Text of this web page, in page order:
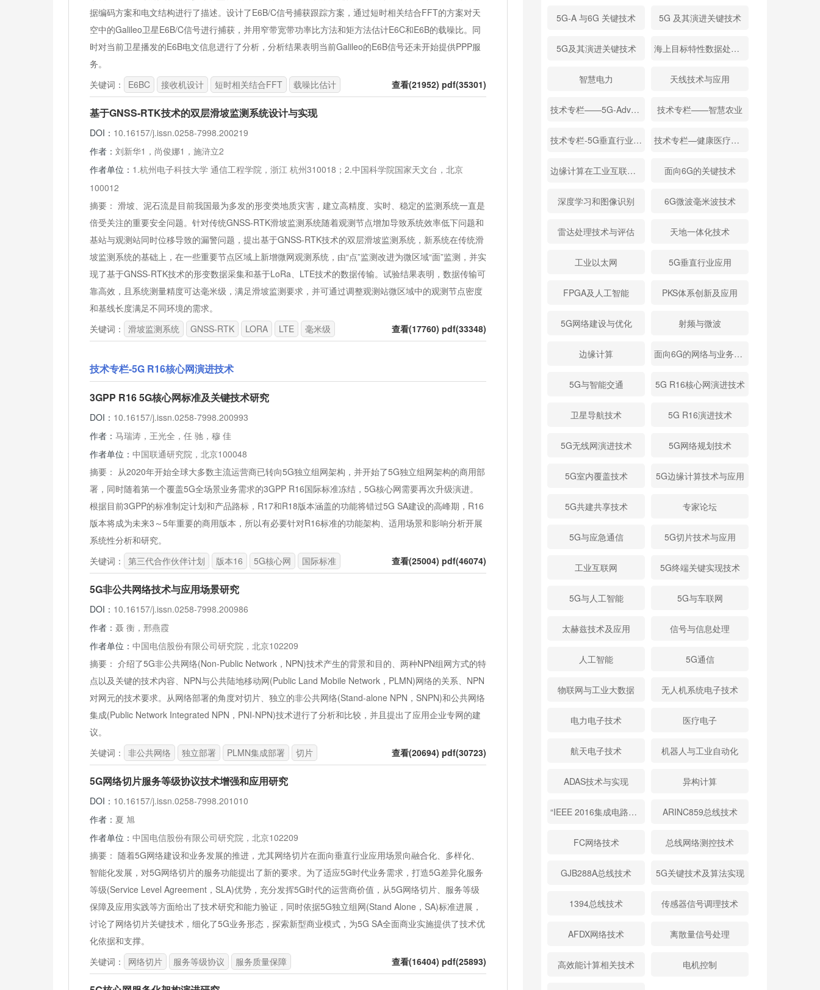
据编码方案和电文结构进行了描述。设计了E6B/C信号捕获跟踪方案，通过短时相关结合FFT的方案对天
空中的Galileo卫星E6B/C信号进行捕获，并用窄带宽带功率比方法和矩方法估计E6C和E6B的载噪比。同
时对当前卫星播发的E6B电文信息进行了分析，分析结果表明当前Galileo的E6B信号还未开始提供PPP服
务。
关键词：
E6BC 接收机设计 短时相关结合FFT 载噪比估计 查看(21952) pdf(35301)
基于GNSS-RTK技术的双层滑坡监测系统设计与实现
DOI： 10.16157/j.issn.0258-7998.200219
作者： 刘新华1，尚俊娜1，施浒立2
作者单位： 1.杭州电子科技大学 通信工程学院，浙江 杭州310018；2.中国科学院国家天文台，北京
100012
摘要： 滑坡、泥石流是目前我国最为多发的形变类地质灾害，建立高精度、实时、稳定的监测系统一直是
倍受关注的重要安全问题。针对传统GNSS-RTK滑坡监测系统随着观测节点增加导致系统效率低下问题和
基站与观测站同时位移导致的漏警问题，提出基于GNSS-RTK技术的双层滑坡监测系统，新系统在传统滑
坡监测系统的基础上，在一些重要节点区域上新增微网观测系统，由“点”监测改进为微区域“面”监测，并实
现了基于GNSS-RTK技术的形变数据采集和基于LoRa、LTE技术的数据传输。试验结果表明，数据传输可
靠高效，且系统测量精度可达毫米级，满足滑坡监测要求，并可通过调整观测站微区域中的观测节点密度
和基线长度满足不同环境的需求。
关键词：
滑坡监测系统 GNSS-RTK LORA LTE 毫米级 查看(17760) pdf(33348)
技术专栏-5G R16核心网演进技术
3GPP R16 5G核心网标准及关键技术研究
DOI： 10.16157/j.issn.0258-7998.200993
作者： 马瑞涛，王光全，任 驰，穆 佳
作者单位： 中国联通研究院，北京100048
摘要： 从2020年开始全球大多数主流运营商已转向5G独立组网架构，并开始了5G独立组网架构的商用部
署，同时随着第一个覆盖5G全场景业务需求的3GPP R16国际标准冻结，5G核心网需要再次升级演进。
根据目前3GPP的标准制定计划和产品路标，R17和R18版本涵盖的功能将错过5G SA建设的高峰期，R16
版本将成为未来3～5年重要的商用版本，所以有必要针对R16标准的功能架构、适用场景和影响分析开展
系统性分析和研究。
关键词：
第三代合作伙伴计划 版本16 5G核心网 国际标准 查看(25004) pdf(46074)
5G非公共网络技术与应用场景研究
DOI： 10.16157/j.issn.0258-7998.200986
作者： 聂 衡，邢燕霞
作者单位： 中国电信股份有限公司研究院，北京102209
摘要： 介绍了5G非公共网络(Non-Public Network，NPN)技术产生的背景和目的、两种NPN组网方式的特
点以及关键的技术内容、NPN与公共陆地移动网(Public Land Mobile Network，PLMN)网络的关系、NPN
对网元的技术要求。从网络部署的角度对切片、独立的非公共网络(Stand-alone NPN，SNPN)和公共网络
集成(Public Network Integrated NPN，PNI-NPN)技术进行了分析和比较，并且提出了应用企业专网的建
议。
关键词：
非公共网络 独立部署 PLMN集成部署 切片 查看(20694) pdf(30723)
5G网络切片服务等级协议技术增强和应用研究
DOI： 10.16157/j.issn.0258-7998.201010
作者： 夏 旭
作者单位： 中国电信股份有限公司研究院，北京102209
摘要： 随着5G网络建设和业务发展的推进，尤其网络切片在面向垂直行业应用场景向融合化、多样化、
智能化发展，对5G网络切片的服务功能提出了新的要求。为了适应5G时代业务需求，打造5G差异化服务
等级(Service Level Agreement，SLA)优势，充分发挥5G时代的运营商价值，从5G网络切片、服务等级
保障及应用实践等方面给出了技术研究和能力验证，同时依据5G独立组网(Stand Alone，SA)标准进展，
讨论了网络切片关键技术，细化了5G业务形态，探索新型商业模式，为5G SA全面商业实施提供了技术优
化依据和支撑。
关键词：
网络切片 服务等级协议 服务质量保障 查看(16404) pdf(25893)
5G-A 与6G 关键技术 5G 及其演进关键技术
5G及其演进关键技术 海上目标特性数据处理与应用
智慧电力 天线技术与应用
技术专栏——5G-Advanced与6G通信 技术专栏——智慧农业
技术专栏-5G垂直行业应用 技术专栏—健康医疗微电子
边缘计算在工业互联网的应用 面向6G的关键技术
深度学习和图像识别 6G微波毫米波技术
雷达处理技术与评估 天地一体化技术
工业以太网 5G垂直行业应用
FPGA及人工智能 PKS体系创新及应用
5G网络建设与优化 射频与微波
边缘计算 面向6G的网络与业务需求
5G与智能交通 5G R16核心网演进技术
卫星导航技术 5G R16演进技术
5G无线网演进技术 5G网络规划技术
5G室内覆盖技术 5G边缘计算技术与应用
5G共建共享技术 专家论坛
5G与应急通信 5G切片技术与应用
工业互联网 5G终端关键实现技术
5G与人工智能 5G与车联网
太赫兹技术及应用 信号与信息处理
人工智能 5G通信
物联网与工业大数据 无人机系统电子技术
电力电子技术 医疗电子
航天电子技术 机器人与工业自动化
ADAS技术与实现 异构计算
“IEEE 2016集成电路与微系统国际会议”论文精选 ARINC859总线技术
FC网络技术 总线网络测控技术
GJB288A总线技术 5G关键技术及算法实现
1394总线技术 传感器信号调理技术
AFDX网络技术 离散量信号处理
高效能计算相关技术 电机控制